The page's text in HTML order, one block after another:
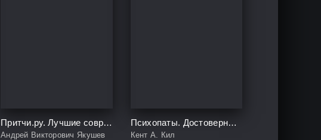
Притчи.ру. Лучшие современные притчи
Андрей Викторович Якушев
Психопаты. Достоверный рассказ о людях без жалости, без совести, без раскаяния
Кент А. Кил